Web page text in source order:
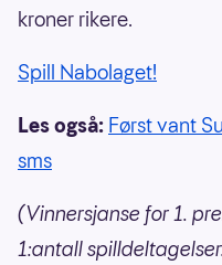
kroner rikere.
Spill Nabolaget!
Les også: Først vant
sms
(Vinnersjanse for 1.
1:antall